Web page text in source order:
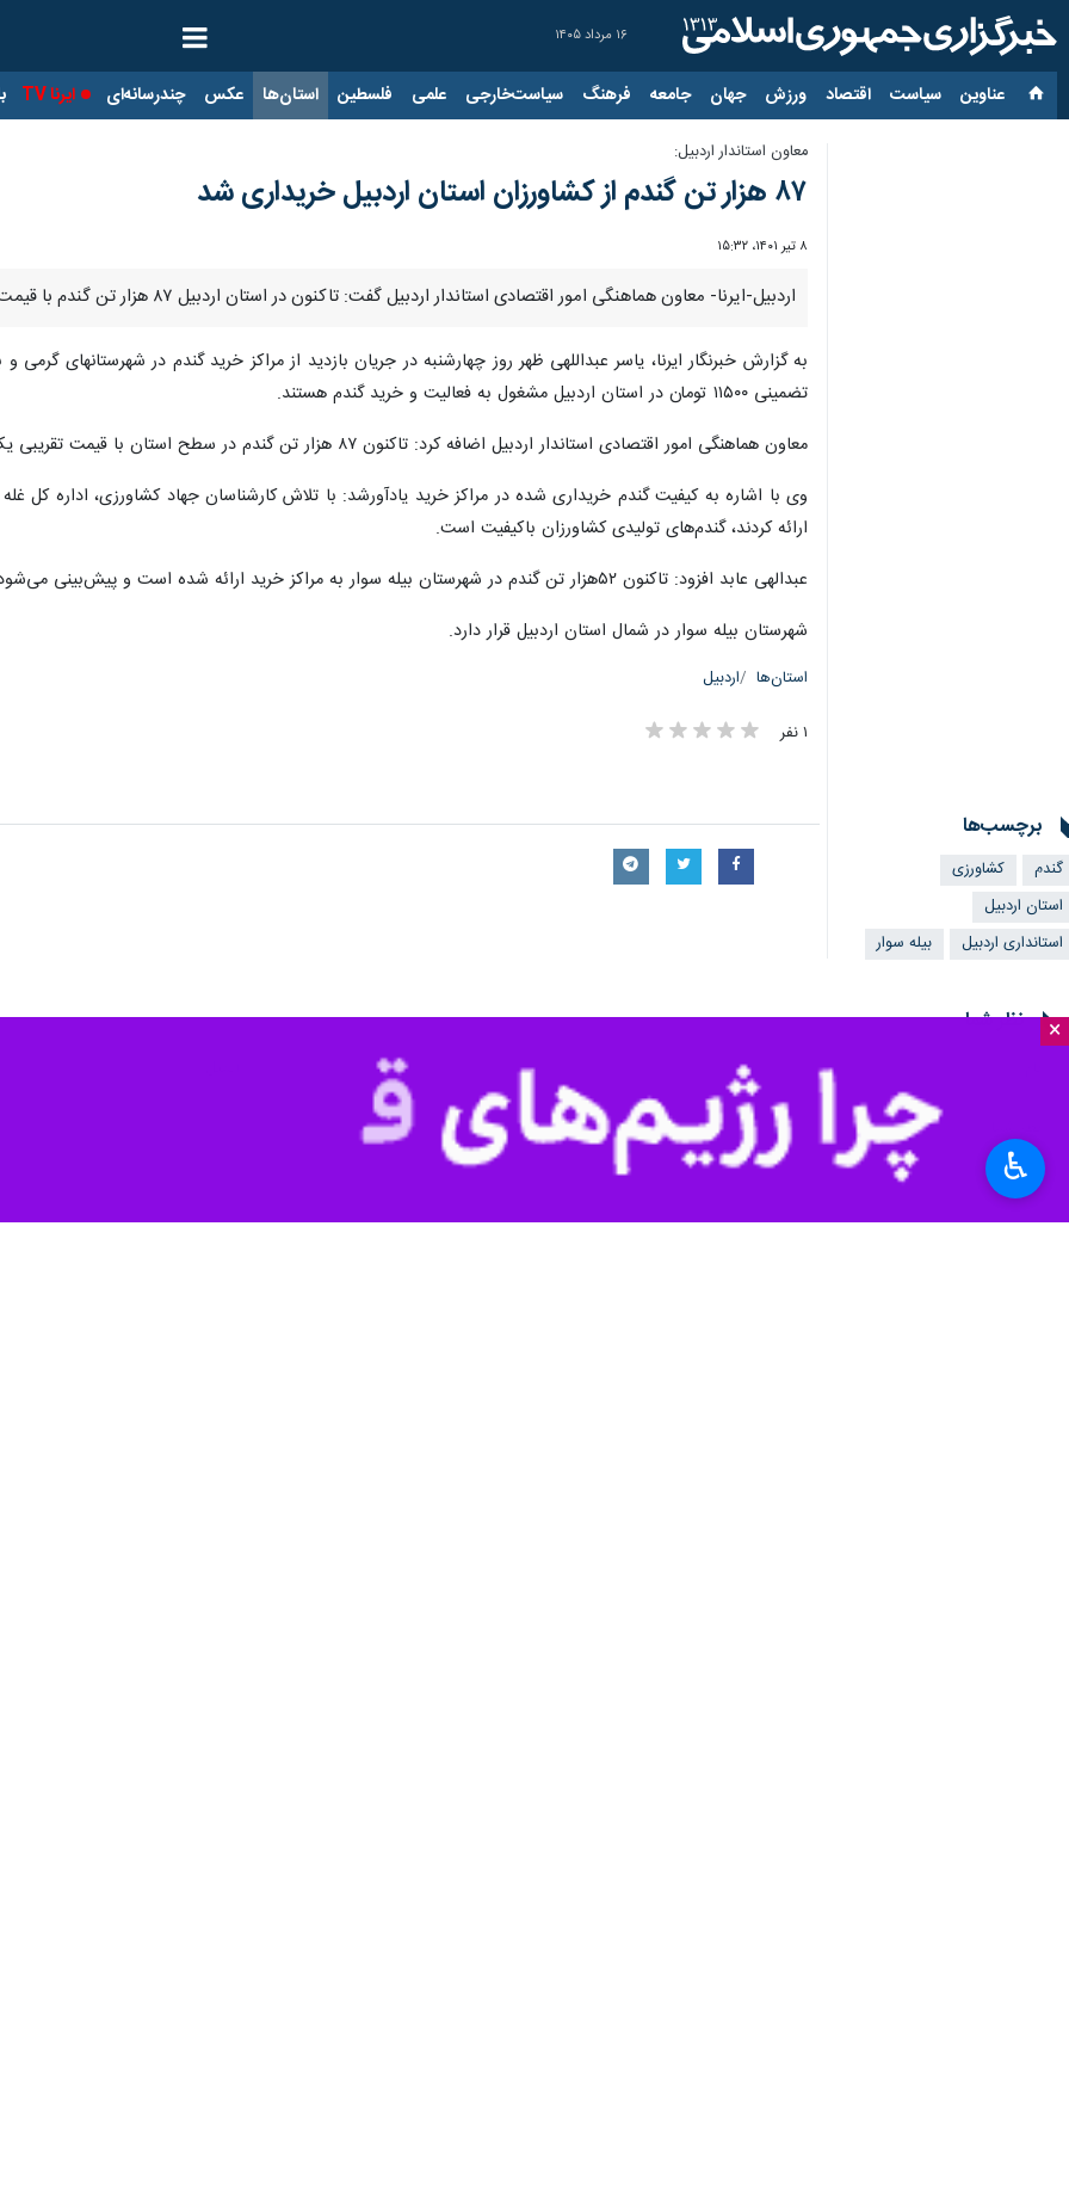
۱۶ مرداد ۱۴۰۵
عناوین‌ سیاست اقتصاد ورزش جهان جامعه فرهنگ سیاست‌خارجی علمی فلسطین استان‌ها عکس چندرسانه‌ای ایرنا TV
×
معاون استاندار اردبیل:
۸۷ هزار تن گندم از کشاورزان استان اردبیل خریداری شد
۸ تیر ۱۴۰۱، ۱۵:۳۲
اردبیل-ایرنا- معاون هماهنگی امور اقتصادی استاندار اردبیل گفت: تاکنون در استان اردبیل ۸۷ هزار تن گندم با قیمت تقریبی یک هزار و ۲۰ میلیارد ریال خریداری شده است.
تضمینی ۱۱۵۰۰ تومان در استان اردبیل مشغول به فعالیت و خرید گندم هستند.
معاون هماهنگی امور اقتصادی استاندار اردبیل اضافه کرد: تاکنون ۸۷ هزار تن گندم در سطح استان با قیمت تقریبی یک هزار و ۲۰ میلیارد ریال خریداری شده است.
وی با اشاره به کیفیت گندم خریداری شده در مراکز خرید یادآورشد: با تلاش کارشناسان جهاد کشاورزی، اداره کل
ارائه کردند، گندم‌های تولیدی کشاورزان باکیفیت است.
عبدالهی عابد افزود: تاکنون ۵۲هزار تن گندم در شهرستان بیله سوار به مراکز خرید ارائه شده است و پیش‌بینی می‌شود این میزان به ۵۵هزار تن برسد
شهرستان بیله سوار در شمال استان اردبیل قرار دارد.
استان‌ها اردبیل
۱ نفر
برچسب‌ها
گندم
کشاورزی
استان اردبیل
استانداری اردبیل
بیله سوار
نظر شما
♿︎